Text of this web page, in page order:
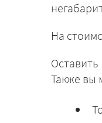
На
Также вы